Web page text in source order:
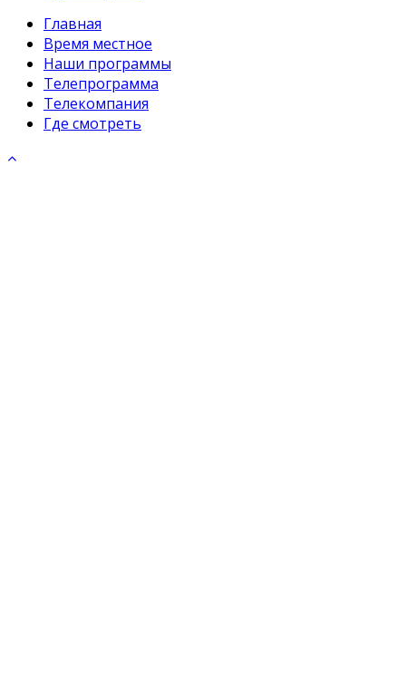
Главная
Время местное
Наши программы
Телепрограмма
Телекомпания
Где смотреть